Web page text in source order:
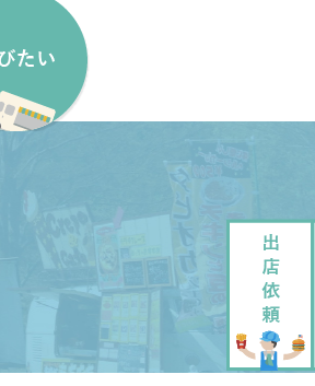
へ紹介
ていただきます